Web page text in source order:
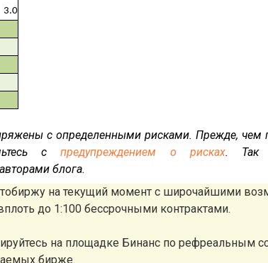
3.0
с определенными рисками. Прежде, чем
спредупреждением о рисках. Так
блога.
на текущий момент с широчайшими
до 1:100 бессрочными контрактами.
на площадке Бинанс по рефреальным
бирже.